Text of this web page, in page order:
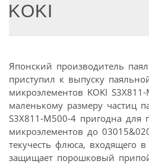
KOKI
Японский производитель
приступил к выпуску
микроэлементов KOKI
маленькому размеру частиц
S3X811-M500-4 пригодна для
микроэлементов до
текучесть флюса, входящего
защищает порошковый